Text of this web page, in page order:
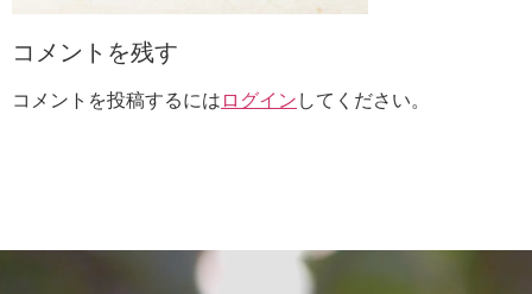
コメントを残す
コメントを投稿するには ログイン してください。